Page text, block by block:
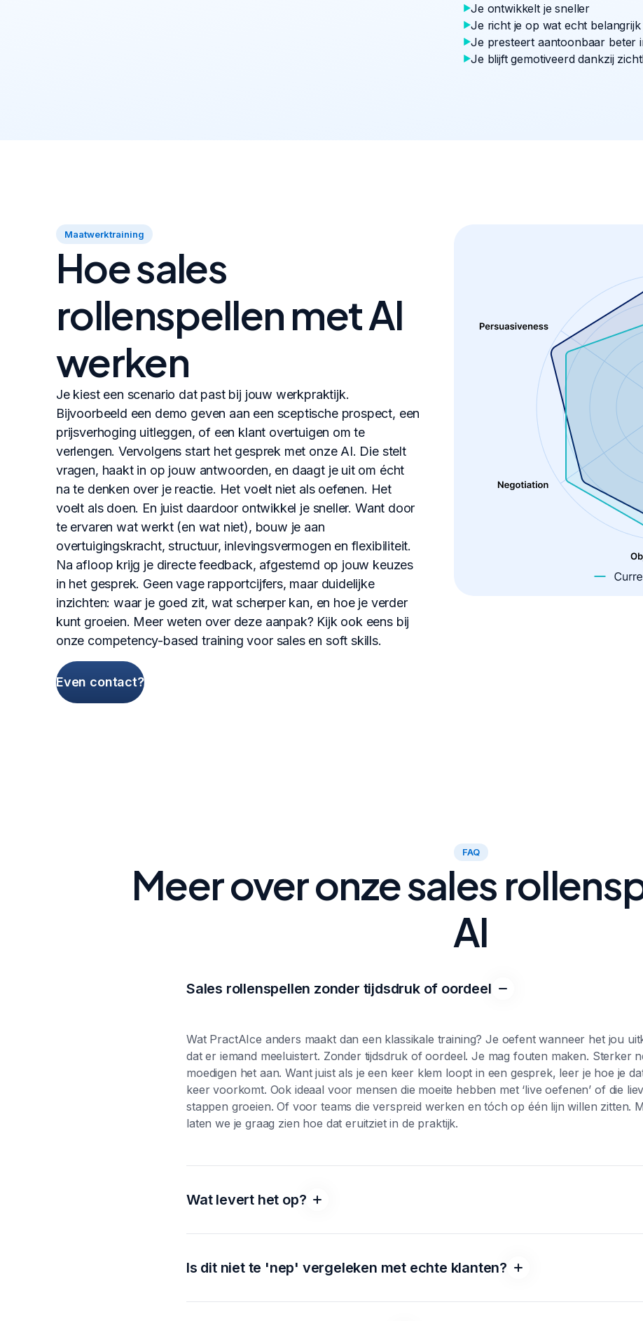
Je ontwikkelt je sneller
Je richt je op wat echt
Je presteert aantoonbaar beter
Je blijft gemotiveerd dankzij
Maatwerktraining
Hoe sales
rollenspellen met AI
werken
Je kiest een scenario dat past bij jouw werkpraktijk.
Bijvoorbeeld een demo geven aan een sceptische prospect, een
prijsverhoging uitleggen, of een klant overtuigen om te
verlengen. Vervolgens start het gesprek met onze AI. Die stelt
vragen, haakt in op jouw antwoorden, en daagt je uit om écht
na te denken over je reactie. Het voelt niet als oefenen. Het
voelt als doen. En juist daardoor ontwikkel je sneller. Want door
te ervaren wat werkt (en wat niet), bouw je aan
overtuigingskracht, structuur, inlevingsvermogen en flexibiliteit.
Na afloop krijg je directe feedback, afgestemd op jouw keuzes
in het gesprek. Geen vage rapportcijfers, maar duidelijke
inzichten: waar je goed zit, wat scherper kan, en hoe je verder
kunt groeien. Meer weten over deze aanpak? Kijk ook eens bij
onze competency-based training voor sales en soft skills.
Even contact?
FAQ
Meer over onze sales
AI
Sales rollenspellen zonder tijdsdruk of oordeel
Wat PractAIce anders maakt dan een klassikale training? Je oefent wanneer het jou
dat er iemand meeluistert. Zonder tijdsdruk of oordeel. Je mag fouten maken. Sterker
moedigen het aan. Want juist als je een keer klem loopt in een gesprek, leer je hoe je
keer voorkomt. Ook ideaal voor mensen die moeite hebben met ‘live oefenen’ of die
stappen groeien. Of voor teams die verspreid werken en tóch op één lijn willen zitten.
laten we je graag zien hoe dat eruitziet in de praktijk.
Wat levert het op?
Verkopers die regelmatig trainen met AI-rollenspellen rapporteren zelfverzekerdere
moeten omgaan met bezwaren, wanneer ze moeten doorpakken en wanneer ze juist
het leuk is. En omdat het motiveert om te blijven groeien.
Is dit niet te 'nep' vergeleken met echte klanten?
Juist niet. Onze AI is getraind op duizenden gespreksstructuren en klanttypes. Het